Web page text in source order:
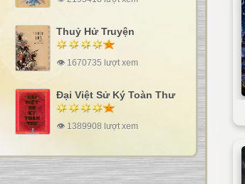
Thuỷ Hử Truyện
👁 1670735 lượt xem
Đại Việt Sử Ký Toàn Thư
👁 1389908 lượt xem